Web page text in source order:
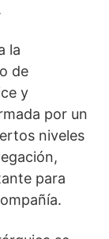
la
de
y
por un
niveles
para